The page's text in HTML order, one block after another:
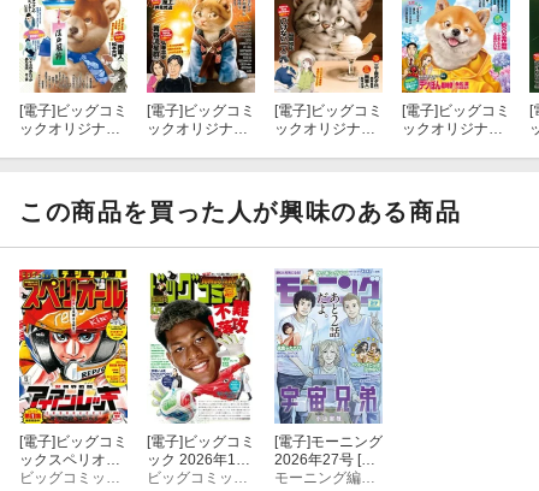
[電子]ビッグコミ
ックオリジナル
[電子]ビッグコミ
ックオリジナル
[電子]ビッグコミ
ックオリジナル
[電子]ビッグコミ
ックオリジナル
[
この商品を買った人が興味のある商品
[電子]ビッグコミ
ックスペリオー
ル 2026年13号
[電子]ビッグコミ
ック 2026年12
号（2026年6月1
[電子]モーニング
2026年27号 [20
26年6月4日発